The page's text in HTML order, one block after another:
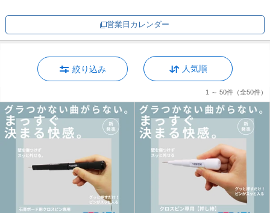
営業日カレンダー
絞り込み 人気順
1 ～ 50件 （全50件）